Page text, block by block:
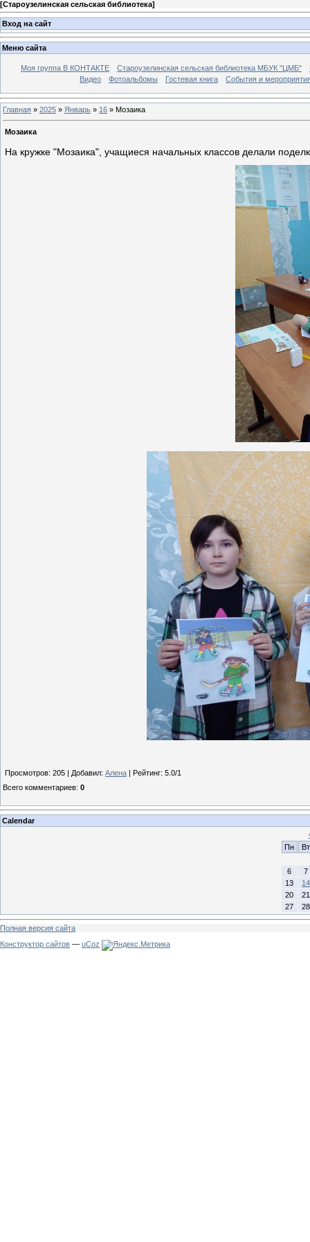
[Староузелинская сельская библиотека]
Вход на сайт
Меню сайта
Моя группа В КОНТАКТЕ Староузелинская сельская библиотека МБУК "ЦМБ"
Видео
Фотоальбомы Гостевая книга События и
Главная » 2025 » Январь » 16 » Мозаика
Мозаика
На кружке "Мозаика", учащиеся начальных классов делали
Просмотров: 205 | Добавил: Алена | Рейтинг: 5.0/1
Всего комментариев: 0
Calendar
Пн
Вт
6
7
13
14
20
21
27
28
Полная версия сайта
Конструктор сайтов — uCoz